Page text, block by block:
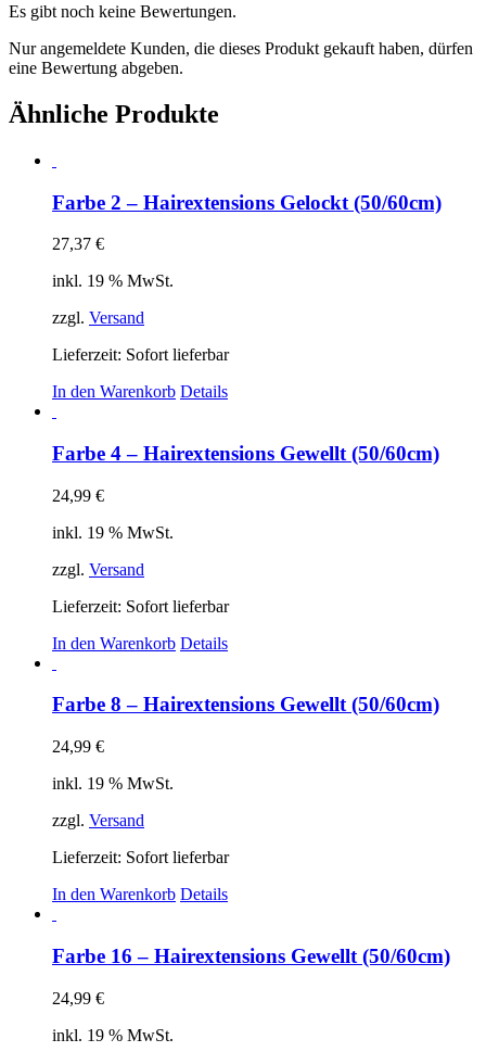
Es gibt noch keine Bewertungen.
Nur angemeldete Kunden, die dieses Produkt gekauft haben, dürfen
eine Bewertung abgeben.
Ähnliche Produkte
Farbe 2 – Hairextensions Gelockt (50/60cm)
27,37 €
inkl. 19 % MwSt.
zzgl. Versand
Lieferzeit: Sofort lieferbar
In den Warenkorb Details
Farbe 4 – Hairextensions Gewellt (50/60cm)
24,99 €
inkl. 19 % MwSt.
zzgl. Versand
Lieferzeit: Sofort lieferbar
In den Warenkorb Details
Farbe 8 – Hairextensions Gewellt (50/60cm)
24,99 €
inkl. 19 % MwSt.
zzgl. Versand
Lieferzeit: Sofort lieferbar
In den Warenkorb Details
Farbe 16 – Hairextensions Gewellt (50/60cm)
24,99 €
inkl. 19 % MwSt.